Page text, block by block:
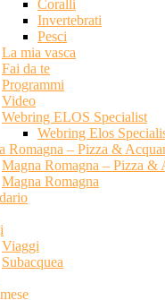
Coralli
Invertebrati
Pesci
La mia vasca
Fai da te
Programmi
Video
Webring ELOS Specialist
Webring Elos
Romagna – Pizza &
Magna Romagna – Pizza &
Magna Romagna
Viaggi
Subacquea